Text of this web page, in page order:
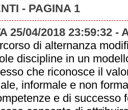
- PAGINA 1
25/04/2018 23:59:32 -
di alternanza
discipline in un
che riconosce il
informale e non
e di successo